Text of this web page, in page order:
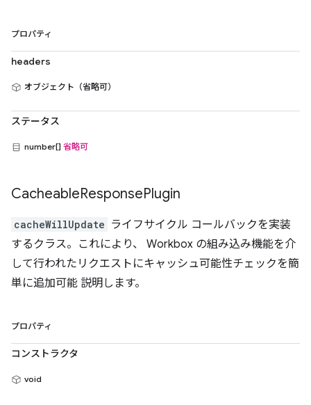
プロパティ
headers
オブジェクト（省略可）
ステータス
number[] 省略可
CacheableResponsePlugin
cacheWillUpdate ライフサイクル コールバックを実装
するクラス。これにより、 Workbox の組み込み機能を介
して行われたリクエストにキャッシュ可能性チェックを簡
単に追加可能 説明します。
プロパティ
コンストラクタ
void